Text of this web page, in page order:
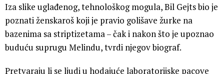
Iza slike uglađenog, tehnološkog mogula, Bil Gejts bio je
poznati ženskaroš koji je pravio golišave žurke na
bazenima sa striptizetama – čak i nakon što je upoznao
buduću suprugu Melindu, tvrdi njegov biograf.
Pretvaraju li se ljudi u hodajuće laboratorijske pacove